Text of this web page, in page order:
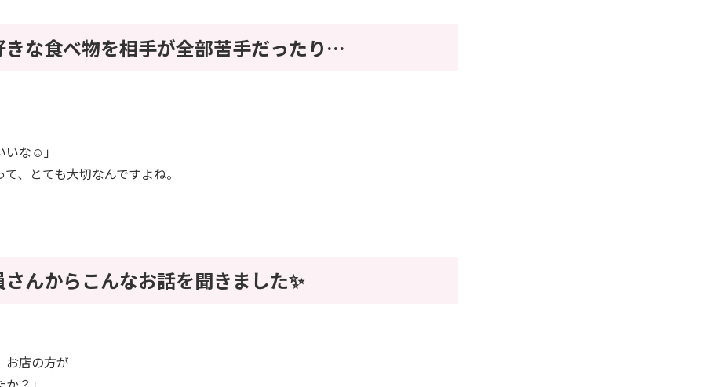
きな食べ物を相手が全部苦手だったり…
いな☺️」
、とても大切なんですよね。
んからこんなお話を聞きました✨
お店の方が